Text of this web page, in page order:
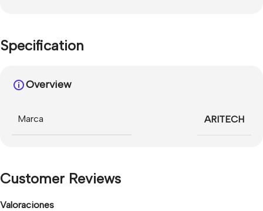
Specification
Overview
Marca ARITECH
Customer Reviews
Valoraciones